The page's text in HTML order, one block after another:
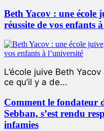
Beth Yacov : une école
réussite de vos enfants
L’école juive Beth
ce qu’il y a de...
Comment le fondateur
Sebban, s’est rendu
infamies